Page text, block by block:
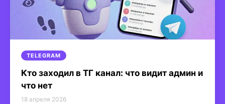
TELEGRAM
Кто заходил в ТГ канал: что видит админ и
что нет
18 апреля 2026